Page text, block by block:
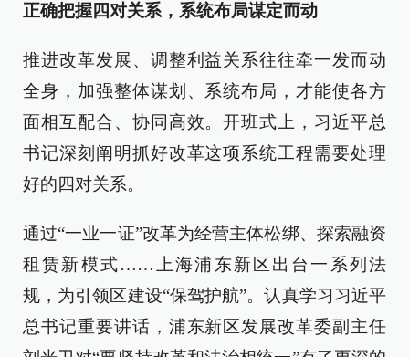
正确把握四对关系，系统布局谋定而动
推进改革发展、调整利益关系往往牵一发而动
全身，加强整体谋划、系统布局，才能使各方
面相互配合、协同高效。开班式上，习近平总
书记深刻阐明抓好改革这项系统工程需要处理
好的四对关系。
通过“一业一证”改革为经营主体松绑、探索融资
租赁新模式……上海浦东新区出台一系列法
规，为引领区建设“保驾护航”。认真学习习近平
总书记重要讲话，浦东新区发展改革委副主任